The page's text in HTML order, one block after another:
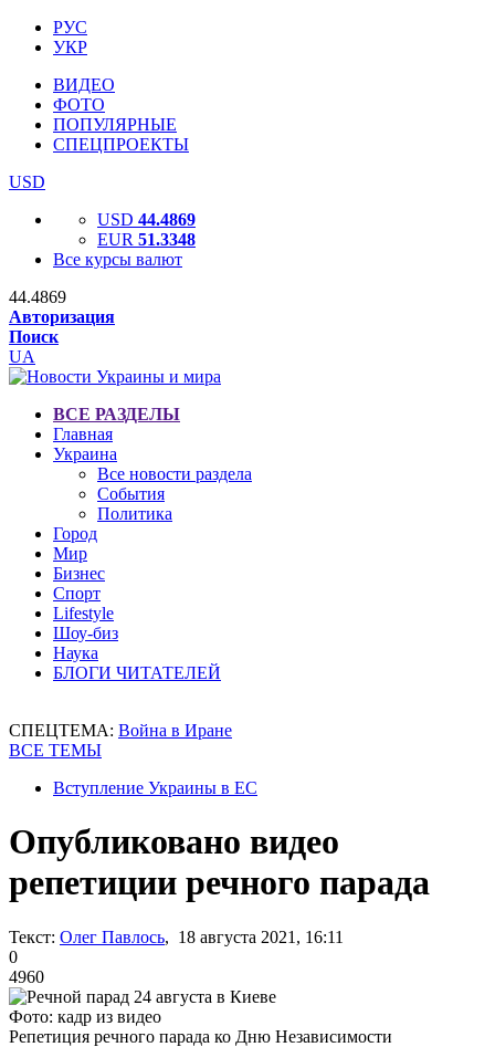
РУС
УКР
ВИДЕО
ФОТО
ПОПУЛЯРНЫЕ
СПЕЦПРОЕКТЫ
USD
USD 44.4869
EUR 51.3348
Все курсы валют
44.4869
Авторизация
Поиск
UA
ВСЕ РАЗДЕЛЫ
Главная
Украина
Все новости раздела
События
Политика
Город
Мир
Бизнес
Спорт
Lifestyle
Шоу-биз
Наука
БЛОГИ ЧИТАТЕЛЕЙ
СПЕЦТЕМА: Война в Иране
ВСЕ ТЕМЫ
Вступление Украины в ЕС
Опубликовано видео
репетиции речного парада
Текст: Олег Павлось, 18 августа 2021, 16:11
0
4960
Фото: кадр из видео
Репетиция речного парада ко Дню Независимости